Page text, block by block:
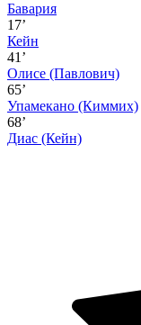
Бавария
17’
Кейн
41’
Олисе (Павлович)
65’
Упамекано (Киммих)
68’
Диас (Кейн)